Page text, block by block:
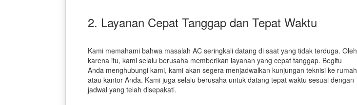
2. Layanan Cepat Tanggap dan Tepat Waktu
Kami memahami bahwa masalah AC seringkali datang di saat yang tidak terduga. Oleh
karena itu, kami selalu berusaha memberikan layanan yang cepat tanggap. Begitu
Anda menghubungi kami, kami akan segera menjadwalkan kunjungan teknisi ke rumah
atau kantor Anda. Kami juga selalu berusaha untuk datang tepat waktu sesuai dengan
jadwal yang telah disepakati.